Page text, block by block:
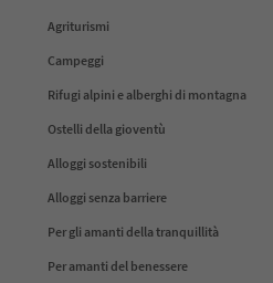
Agriturismi
Campeggi
Rifugi alpini e alberghi di montagna
Ostelli della gioventù
Alloggi sostenibili
Alloggi senza barriere
Per gli amanti della tranquillità
Per amanti del benessere